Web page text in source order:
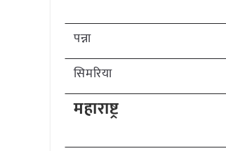
पन्ना
सिमरिया
महाराष्ट्र